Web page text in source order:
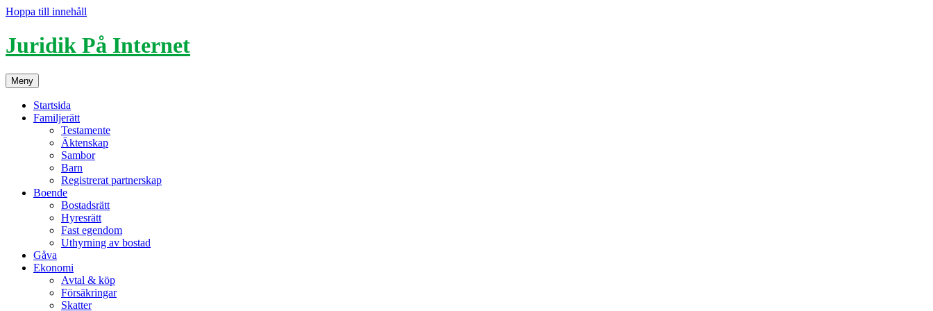
Hoppa till innehåll
Juridik På Internet
Meny
Startsida
Familjerätt
Testamente
Äktenskap
Sambor
Barn
Registrerat partnerskap
Boende
Bostadsrätt
Hyresrätt
Fast egendom
Uthyrning av bostad
Gåva
Ekonomi
Avtal & köp
Försäkringar
Skatter